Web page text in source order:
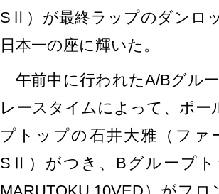
SⅡ）が最終ラップのダンロ
日本一の座に輝いた。
午前中に行われたA/Bグル
レースタイムによって、ポ
プトップの石井大雅（ファ
SⅡ）がつき、Bグループト